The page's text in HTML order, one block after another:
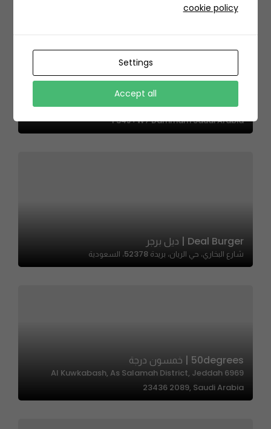
Ignite| اقانيت
F34J+W7 Dammam Saudi Arabia
Deal Burger | ديل برجر
شارع البخاري، حي الريان، بريدة 52378، السعودية
50degrees | خمسون درجة
6969 Al Kuwkabash, As Salamah District, Jeddah
23436 2089, Saudi Arabia
cookie policy
Settings
Accept all